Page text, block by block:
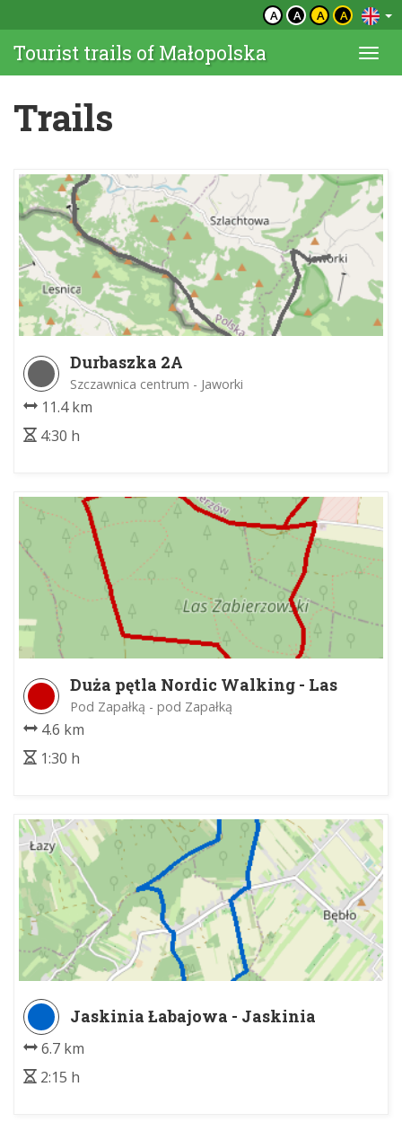
A A A A
Tourist trails of Małopolska
Trails
Durbaszka 2A
Szczawnica centrum - Jaworki
11.4 km
4:30 h
Duża pętla Nordic Walking - Las
Zabierzowski
Pod Zapałką - pod Zapałką
4.6 km
1:30 h
Jaskinia Łabajowa - Jaskinia
6.7 km
2:15 h